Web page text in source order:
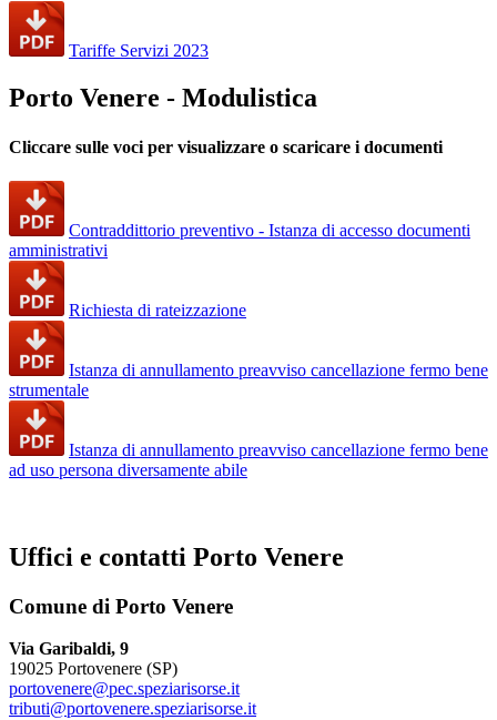
Tariffe Servizi 2023
Porto Venere - Modulistica
Cliccare sulle voci per visualizzare o scaricare i documenti
Contraddittorio preventivo - Istanza di accesso documenti
amministrativi
Richiesta di rateizzazione
Istanza di annullamento preavviso cancellazione fermo bene
strumentale
Istanza di annullamento preavviso cancellazione fermo bene
ad uso persona diversamente abile
Uffici e contatti Porto Venere
Comune di Porto Venere
Via Garibaldi, 9
19025 Portovenere (SP)
portovenere@pec.speziarisorse.it
tributi@portovenere.speziarisorse.it